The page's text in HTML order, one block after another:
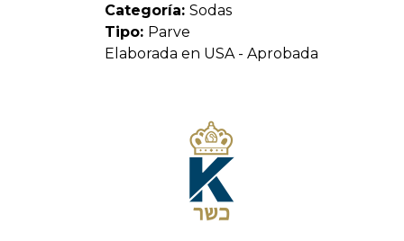
Categoría: Sodas
Tipo: Parve
Elaborada en USA - Aprobada